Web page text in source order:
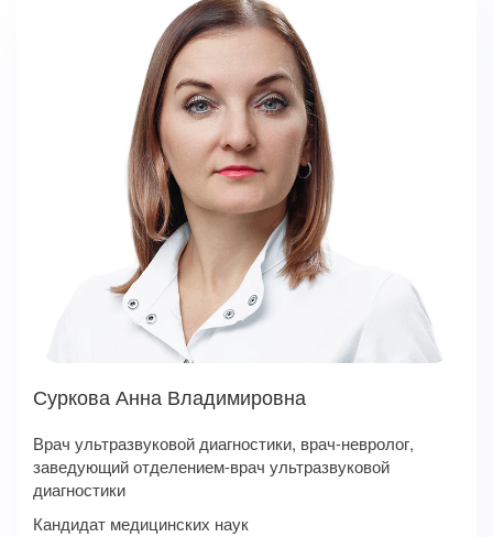
Суркова Анна Владимировна
Врач ультразвуковой диагностики, врач-невролог,
заведующий отделением-врач ультразвуковой
диагностики
Кандидат медицинских наук